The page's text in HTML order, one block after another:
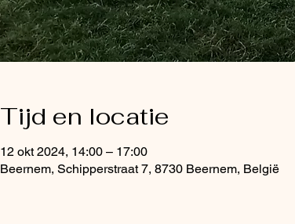
Tijd en locatie
12 okt 2024, 14:00 – 17:00
Beernem, Schipperstraat 7, 8730 Beernem, België